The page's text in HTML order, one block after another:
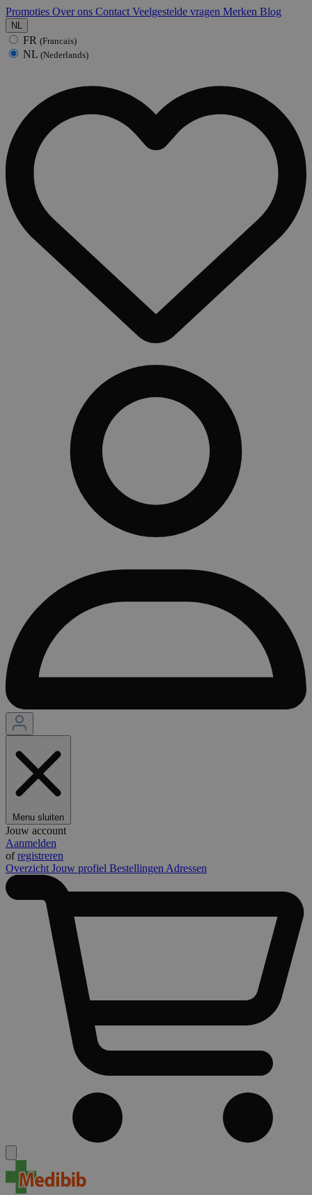
Promoties Over ons Contact Veelgestelde vragen Merken Blog
NL
FR (Francais)
NL (Nederlands)
Menu sluiten
Jouw account
Aanmelden
ofregistreren
Overzicht Jouw profiel Bestellingen Adressen